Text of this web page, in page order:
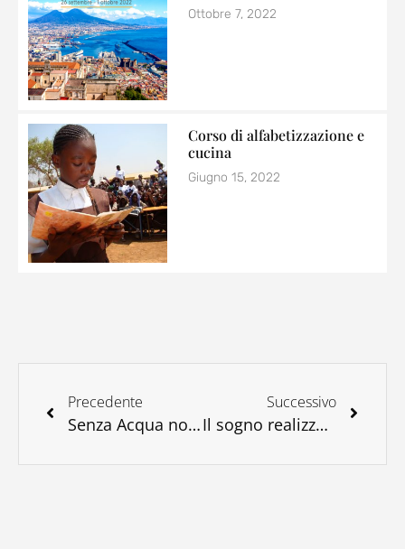
Ottobre 7, 2022
Corso di alfabetizzazione e
cucina
Giugno 15, 2022
Precedente
Senza Acqua non c’è Vita. Non essere complice… !
Successivo
Il sogno realizzato dei bambini di Ganvié